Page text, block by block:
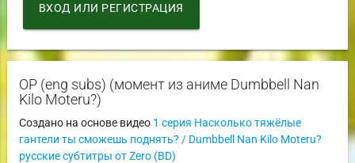
ВХОД ИЛИ РЕГИСТРАЦИЯ
OP (eng subs) (момент из аниме Dumbbell Nan
Kilo Moteru?)
Создано на основе видео 1 серия Насколько тяжёлые
гантели ты сможешь поднять? / Dumbbell Nan Kilo Moteru?
русские субтитры от Zero (BD)